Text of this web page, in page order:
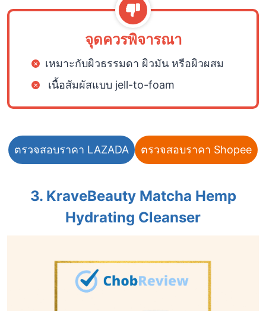
จุดควรพิจารณา
เหมาะกับผิวธรรมดา ผิวมัน หรือผิวผสม
เนื้อสัมผัสแบบ jell-to-foam
ตรวจสอบราคา LAZADA ตรวจสอบราคา Shopee
3. KraveBeauty Matcha Hemp
Hydrating Cleanser